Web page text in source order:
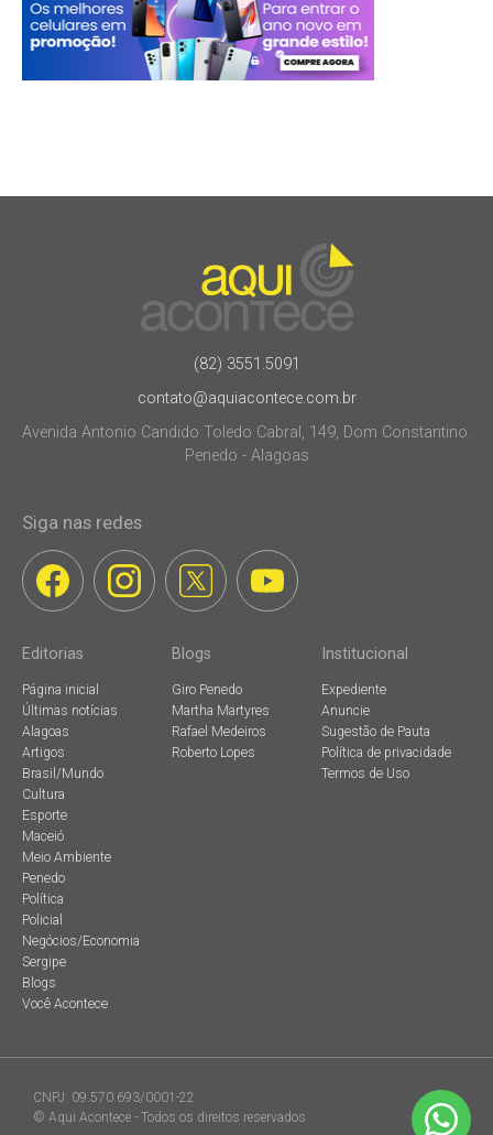
(82) 3551.5091
contato@aquiacontece.com.br
Avenida Antonio Candido Toledo Cabral, 149, Dom Constantino.
Penedo - Alagoas
Siga nas redes
Editorias
Página inicial
Últimas notícias
Alagoas
Artigos
Brasil/Mundo
Cultura
Esporte
Maceió
Meio Ambiente
Penedo
Política
Policial
Negócios/Economia
Sergipe
Blogs
Você Acontece
Blogs
Giro Penedo
Martha Martyres
Rafael Medeiros
Roberto Lopes
Institucional
Expediente
Anuncie
Sugestão de Pauta
Política de privacidade
Termos de Uso
CNPJ: 09.570.693/0001-22
© Aqui Acontece - Todos os direitos reservados